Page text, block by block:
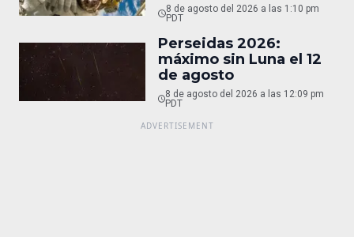
8 de agosto del 2026 a las 1:10 pm
PDT
Perseidas 2026:
máximo sin Luna el 12
de agosto
8 de agosto del 2026 a las 12:09 pm
PDT